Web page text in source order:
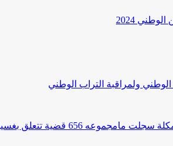
2024
الوطني ولمراقبة التراب الوطني